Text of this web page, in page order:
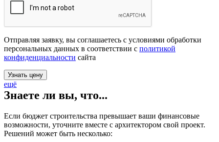
Отправляя заявку, вы соглашаетесь с условиями обработки
персональных данных в соответствии с политикой
конфиденциальности сайта
ещё
Знаете ли вы, что...
Если бюджет строительства превышает ваши финансовые
возможности, уточните вместе с архитектором свой проект.
Решений может быть несколько: